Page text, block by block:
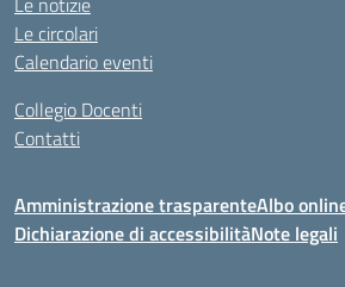
Le circolari
Calendario eventi
Collegio Docenti
Contatti
Amministrazione trasparenteAlbo
Dichiarazione di accessibilitàNote legali